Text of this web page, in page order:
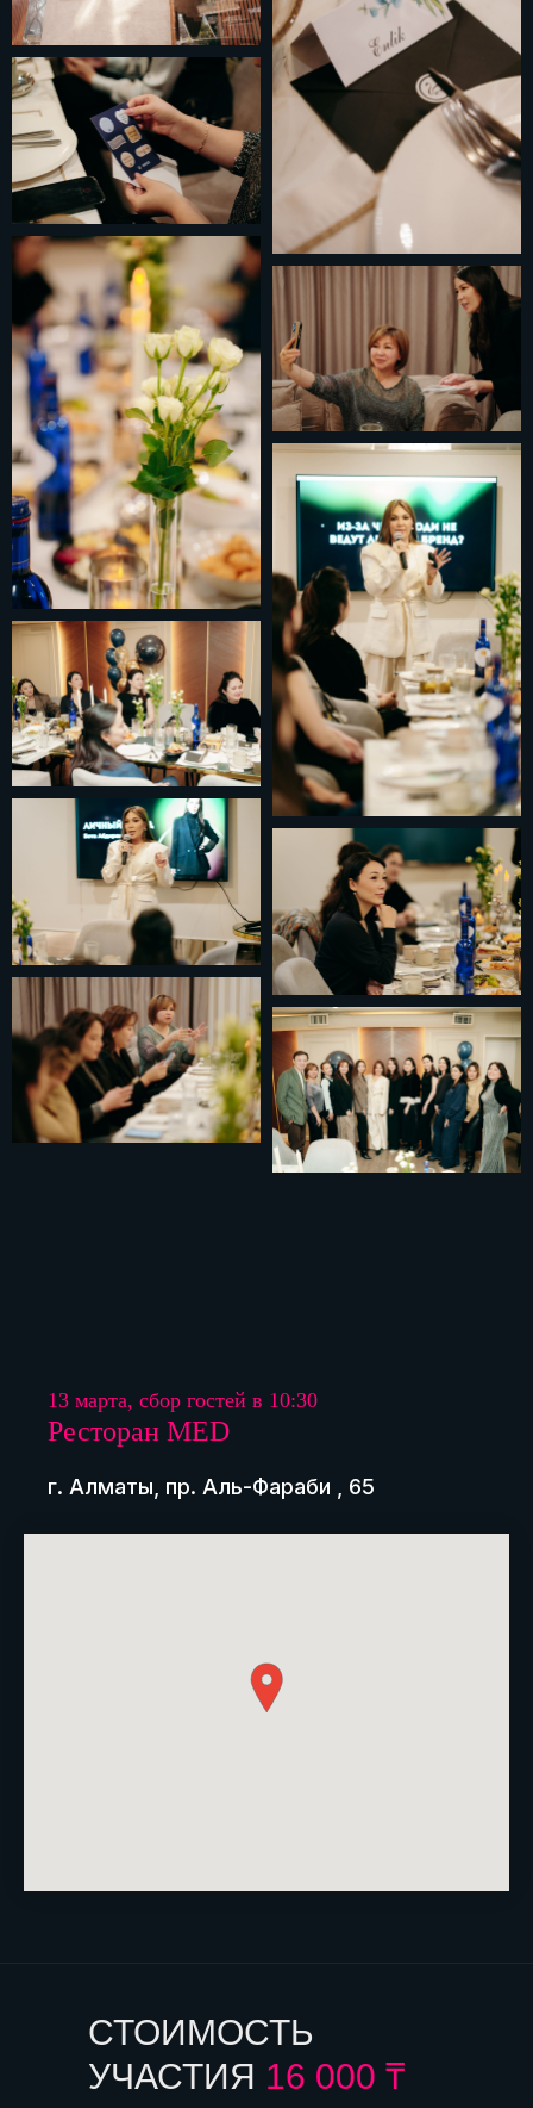
13 марта, сбор гостей в 10:30
Ресторан MED
г. Алматы, пр. Аль-Фараби , 65
СТОИМОСТЬ
УЧАСТИЯ 16 000 ₸